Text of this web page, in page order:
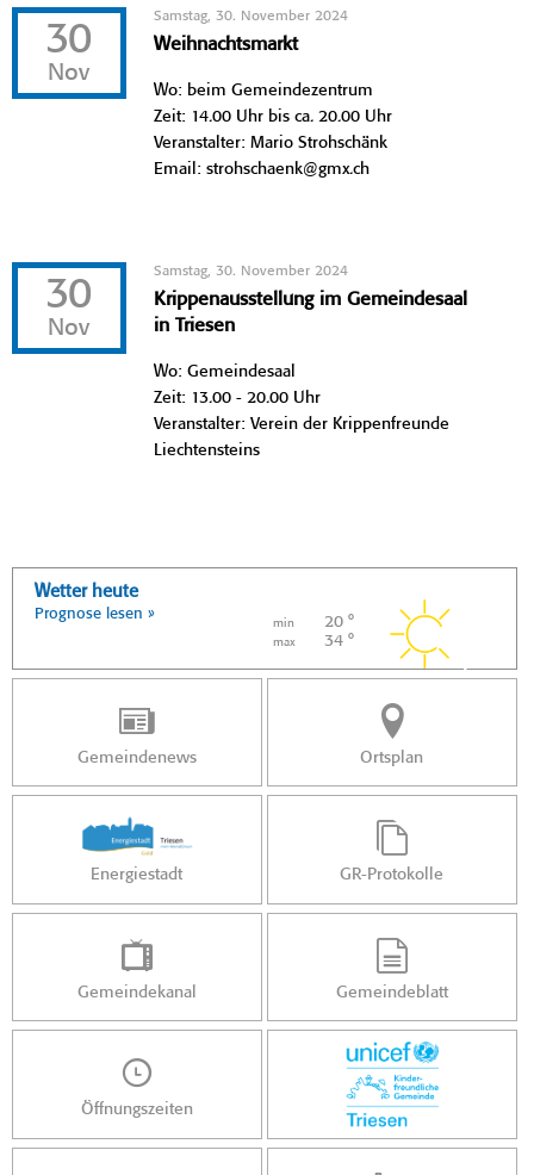
30
Nov
Samstag, 30. November 2024
Weihnachtsmarkt
Wo: beim Gemeindezentrum
Zeit: 14.00 Uhr bis ca. 20.00 Uhr
Veranstalter: Mario Strohschänk
Email: strohschaenk@gmx.ch
30
Nov
Samstag, 30. November 2024
Krippenausstellung im Gemeindesaal
in Triesen
Wo: Gemeindesaal
Zeit: 13.00 - 20.00 Uhr
Veranstalter: Verein der Krippenfreunde
Liechtensteins
Wetter heute
Prognose lesen »
min 20 °
max 34 °
Gemeindenews Ortsplan
Energiestadt GR-Protokolle
Gemeindekanal Gemeindeblatt
Öffnungszeiten